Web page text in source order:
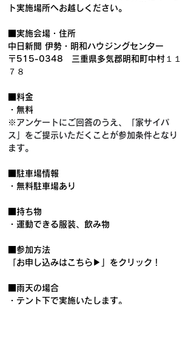
ト実施場所へお越しください。
■実施会場・住所
中日新聞 伊勢・明和ハウジングセンター
〒515-0348　三重県多気郡明和町中村１１
７８
■料金
・無料
※ アンケートにご回答のうえ、「家サイパ
ス」をご提示いただくことが参加条件となり
ます。
■駐車場情報
・無料駐車場あり
■持ち物
・運動できる服装、飲み物
■参加方法
「お申し込みはこちら▶」をクリック！
■雨天の場合
・テント下で実施いたします。